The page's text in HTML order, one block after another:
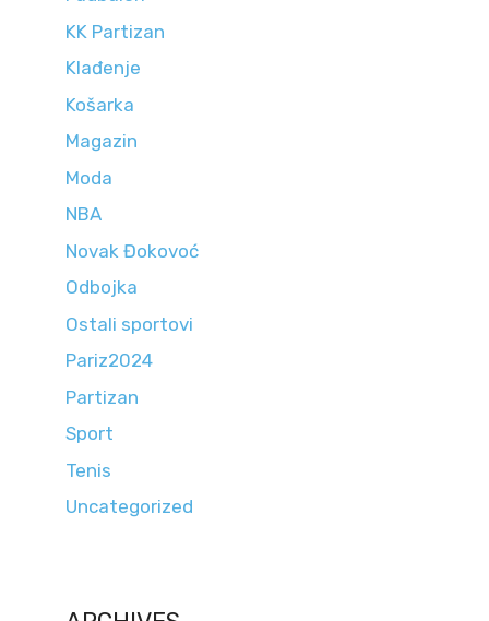
KK Partizan
Klađenje
Košarka
Magazin
Moda
NBA
Novak Đokovoć
Odbojka
Ostali sportovi
Pariz2024
Partizan
Sport
Tenis
Uncategorized